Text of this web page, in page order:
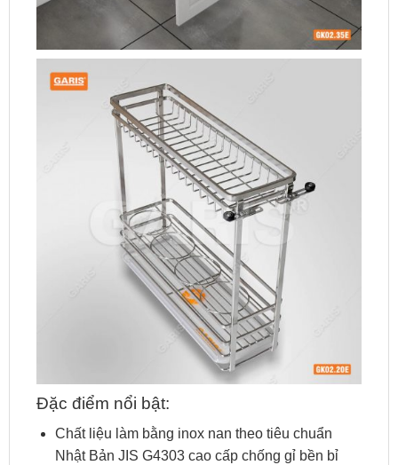
Đặc điểm nổi bật:
Chất liệu làm bằng inox nan theo tiêu chuẩn
Nhật Bản JIS G4303 cao cấp chống gỉ bền bỉ